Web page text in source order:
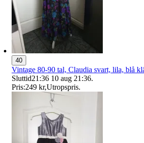
40
Vintage 80-90 tal, Claudia svart, lila, blå
Sluttid21:36 10 aug 21:36.
Pris:249 kr,Utropspris.